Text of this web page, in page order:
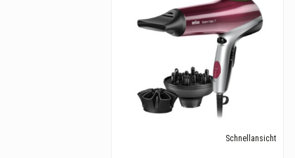
Schnellansicht